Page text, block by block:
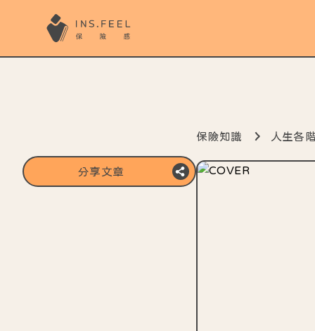
分享文章
複製分享連結
保險知識 人生各